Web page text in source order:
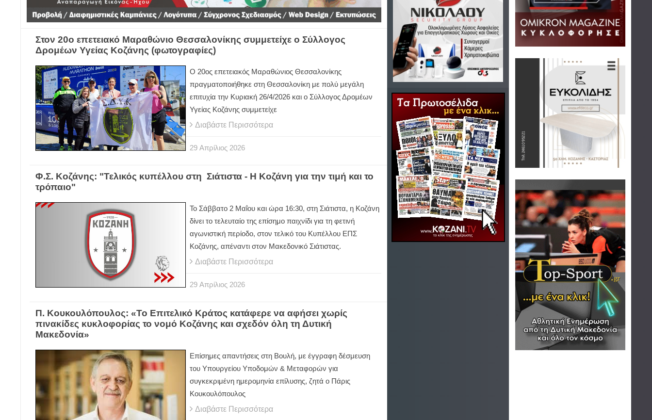
Στον 20ο επετειακό Μαραθώνιο Θεσσαλονίκης συμμετείχε ο Σύλλογος
Δρομέων Υγείας Κοζάνης (φωτογραφίες)
Ο 20ος επετειακός Μαραθώνιος Θεσσαλονίκης
πραγματοποιήθηκε στη Θεσσαλονίκη με πολύ μεγάλη
επιτυχία την Κυριακή 26/4/2026 και ο Σύλλογος Δρομέων
Υγείας Κοζάνης συμμετείχε
Διαβάστε Περισσότερα
29 Απρίλιος 2026
Φ.Σ. Κοζάνης: "Τελικός κυπέλλου στη Σιάτιστα - Η Κοζάνη για την τιμή και το
τρόπαιο"
Το Σάββατο 2 Μαΐου και ώρα 16:30, στη Σιάτιστα, η Κοζάνη
δίνει το τελευταίο της επίσημο παιχνίδι για τη φετινή
αγωνιστική περίοδο, στον τελικό του Κυπέλλου ΕΠΣ
Κοζάνης, απέναντι στον Μακεδονικό Σιάτιστας.
Διαβάστε Περισσότερα
29 Απρίλιος 2026
Π. Κουκουλόπουλος: «Το Επιτελικό Κράτος κατάφερε να αφήσει χωρίς
πινακίδες κυκλοφορίας το νομό Κοζάνης και σχεδόν όλη τη Δυτική
Μακεδονία»
Επίσημες απαντήσεις στη Βουλή, με έγγραφη δέσμευση
του Υπουργείου Υποδομών & Μεταφορών για
συγκεκριμένη ημερομηνία επίλυσης, ζητά ο Πάρις
Κουκουλόπουλος
Διαβάστε Περισσότερα